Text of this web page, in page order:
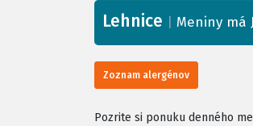
+
−
Lehnice Meniny má
Zoznam alergénov
Pozrite si ponuku denného